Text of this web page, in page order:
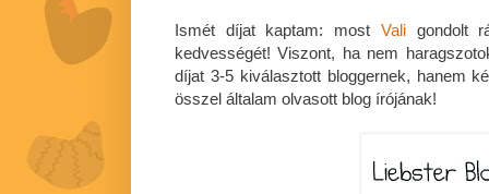
Ismét díjat kaptam: most Valigondolt
kedvességét! Viszont, ha nem
díjat 3-5 kiválasztott bloggernek, hanem
összel általam olvasott blog írójának!